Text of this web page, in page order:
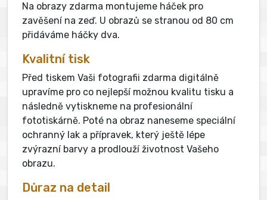
Na obrazy zdarma montujeme háček pro
zavěšení na zeď. U obrazů se stranou od 80 cm
přidáváme háčky dva.
Kvalitní tisk
Před tiskem Vaši fotografii zdarma digitálně
upravíme pro co nejlepší možnou kvalitu tisku a
následně vytiskneme na profesionální
fototiskárně. Poté na obraz naneseme speciální
ochranný lak a přípravek, který ještě lépe
zvýrazní barvy a prodlouží životnost Vašeho
obrazu.
Důraz na detail